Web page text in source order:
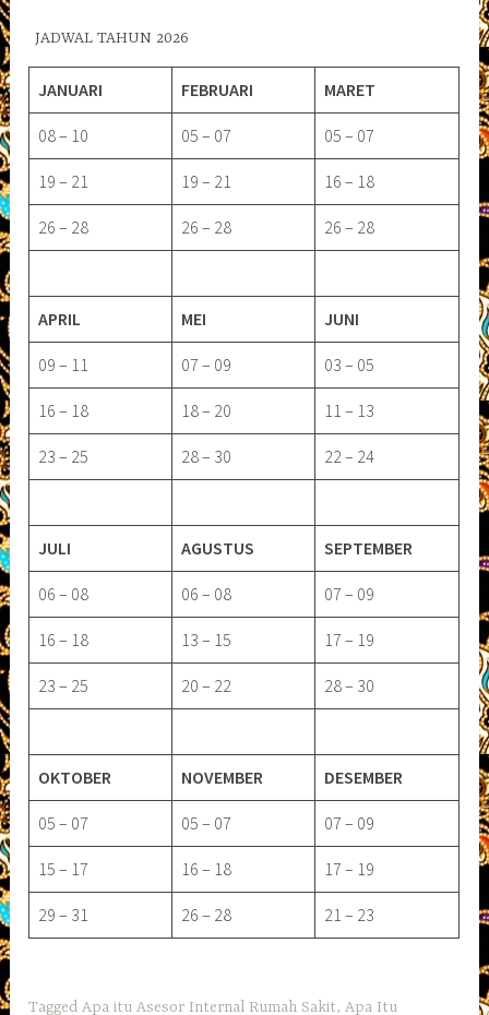
JADWAL TAHUN 2026
JANUARI FEBRUARI MARET
08 – 10 05 – 07 05 – 07
19 – 21 19 – 21 16 – 18
26 – 28 26 – 28 26 – 28
APRIL MEI JUNI
09 – 11 07 – 09 03 – 05
16 – 18 18 – 20 11 – 13
23 – 25 28 – 30 22 – 24
JULI AGUSTUS SEPTEMBER
06 – 08 06 – 08 07 – 09
16 – 18 13 – 15 17 – 19
23 – 25 20 – 22 28 – 30
OKTOBER NOVEMBER DESEMBER
05 – 07 05 – 07 07 – 09
15 – 17 16 – 18 17 – 19
29 – 31 26 – 28 21 – 23
TaggedApa itu Asesor Internal Rumah Sakit,Apa Itu